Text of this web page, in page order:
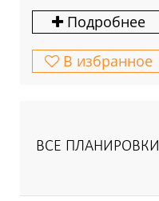
Подробнее
В избранное
ВСЕ ПЛАНИРОВКИ